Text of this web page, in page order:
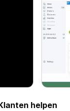
helpen